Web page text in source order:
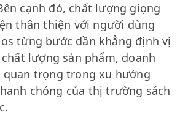
cạnh đó, chất lượng giọng
thân thiện với người dùng
từng bước dần khẳng định vị
lượng sản phẩm, doanh
quan trọng trong xu hướng
chóng của thị trường sách